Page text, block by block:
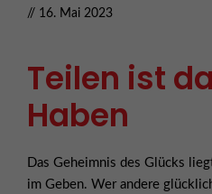
// 16. Mai 2023
Teilen ist
Haben
Das Geheimnis des Glücks
im Geben. Wer andere